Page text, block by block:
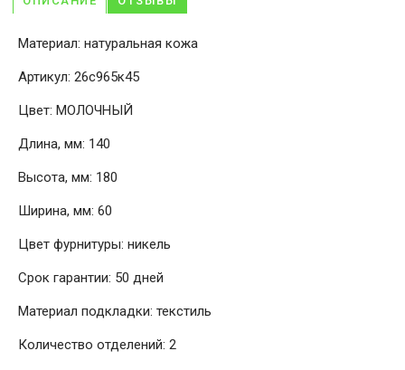
Материал: натуральная кожа
Артикул: 26с965к45
Цвет: МОЛОЧНЫЙ
Длина, мм: 140
Высота, мм: 180
Ширина, мм: 60
Цвет фурнитуры: никель
Срок гарантии: 50 дней
Материал подкладки: текстиль
Количество отделений: 2